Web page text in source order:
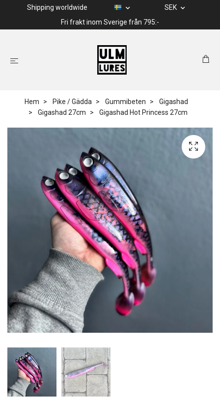
Shipping worldwide
SEK
Fri frakt inom Sverige från 795:-
Hem Pike / Gädda Gummibeten
Gigashad
Gigashad 27cm
Gigashad Hot Princess 27cm